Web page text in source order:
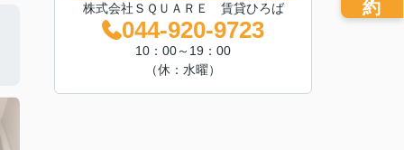
株式会社ＳＱＵＡＲＥ 賃貸ひろば
044-920-9723
10：00～19：00
（休：水曜）